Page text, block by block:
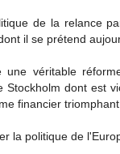
de la relance
il se prétend
véritable
Stockholm dont est
financier triomphant.
la politique de